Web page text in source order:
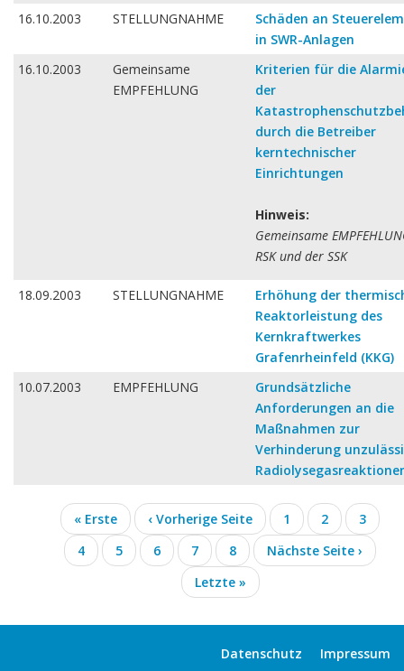
16.10.2003
STELLUNGNAHME
Schäden an
in SWR-Anlagen
16.10.2003
Gemeinsame
EMPFEHLUNG
Kriterien für die
der
durch die Betreiber
kerntechnischer
Einrichtungen
Hinweis:
Gemeinsame
RSK und der SSK
18.09.2003 STELLUNGNAHME
Erhöhung der
Reaktorleistung des
Kernkraftwerkes
Grafenrheinfeld (KKG)
10.07.2003
EMPFEHLUNG
Grundsätzliche
Anforderungen an die
Maßnahmen zur
Verhinderung
Seitennummerierung
Erste
Seite
« Erste
Vorherige
Seite
‹ Vorherige Seite Seite
1 Seite
2 Seite
3
Seite
4 Seite
5
Aktuelle
Seite
6 Seite
7 Seite
8
Nächste
Seite
Nächste Seite ›
Letzte
Seite
Letzte »
Impressum
Datenschutz